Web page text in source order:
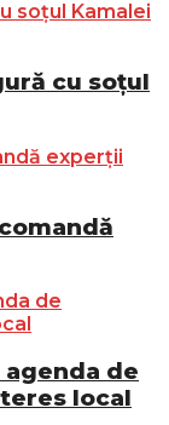
cu soțul
de
local